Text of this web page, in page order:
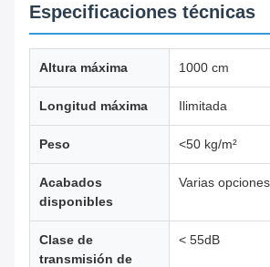
Especificaciones técnicas
Altura máxima 1000 cm
Longitud máxima Ilimitada
Peso <50 kg/m²
Acabados
disponibles
Varias
Clase de
transmisión de
< 55dB